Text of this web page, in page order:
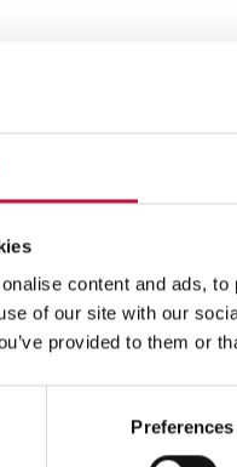
content and ads,
of our site with our
provided to them or
Preferences